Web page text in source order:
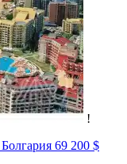
!
69 200 $